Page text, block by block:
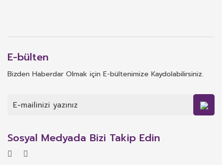
E-bülten
Bizden Haberdar Olmak için E-bültenimize Kaydolabilirsiniz.
Sosyal Medyada Bizi Takip Edin